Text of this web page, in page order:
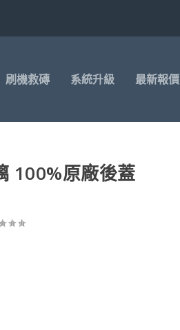
刷機救磚 系統升級 最新報價
100%原廠後蓋